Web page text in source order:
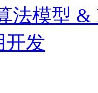
法模型 &
开发